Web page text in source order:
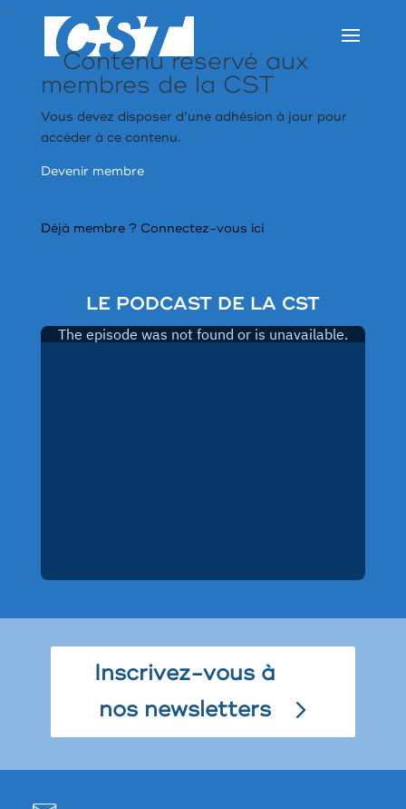
…
Contenu réservé aux
membres de la CST
Vous devez disposer d’une adhésion à jour pour
accéder à ce contenu.
Devenir membre
Déjà membre ? Connectez-vous ici
LE PODCAST DE LA CST
Inscrivez-vous à
nos newsletters